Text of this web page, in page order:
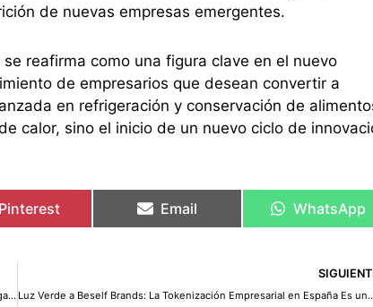
de nuevas empresas emergentes.
reafirma como una figura clave en el nuevo
de empresarios que desean convertir a
en refrigeración y conservación de
calor, sino el inicio de un nuevo ciclo de
Pinterest Email WhatsApp
El 67% de los españoles no entienden su factura de la luz y pueden llegar a pagar hasta 210 euros de más sin darse cuenta Luz Verde a Beself Brands: La